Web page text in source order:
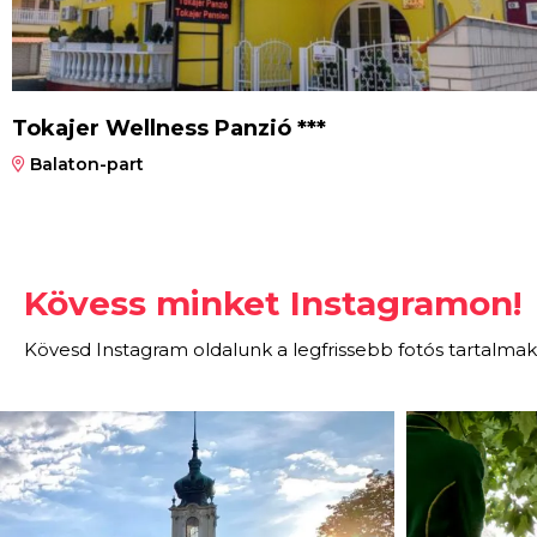
Tokajer Wellness Panzió ***
Balaton-part
Kövess minket Instagramon!
Kövesd Instagram oldalunk a legfrissebb fotós